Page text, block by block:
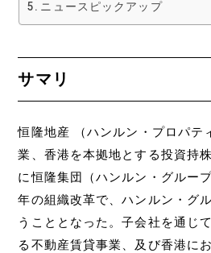
ニュースピックアップ
サマリ
恒隆地産 （ハンルン・プロパテ
業、香港を本拠地とする投資持
に恒隆集団（ハンルン・グルー
年の組織改革で、ハンルン・グ
うこととなった。子会社を通じ
る不動産賃貸事業、及び香港に